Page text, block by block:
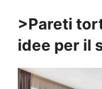
>Pareti
idee per il